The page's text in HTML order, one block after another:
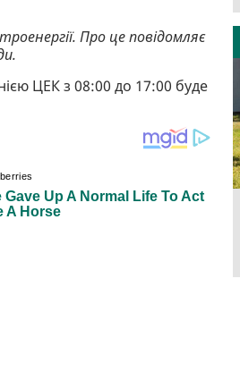
Про це повідомляє
ЦЕК з 08:00 до 17:00 буде